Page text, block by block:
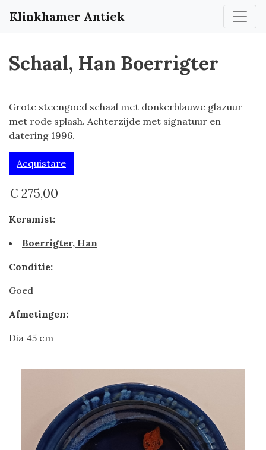
Klinkhamer Antiek
Schaal, Han Boerrigter
Grote steengoed schaal met donkerblauwe glazuur
met rode splash. Achterzijde met signatuur en
datering 1996.
Acquistare
€ 275,00
Keramist:
Boerrigter, Han
Conditie:
Goed
Afmetingen:
Dia 45 cm